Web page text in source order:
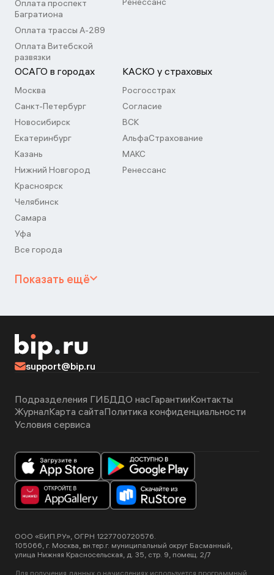
Оплата проспект
Багратиона
Оплата трассы А-289
Оплата Витебской
развязки
ОСАГО в городах
Москва
Санкт-Петербург
Новосибирск
Екатеринбург
Казань
Нижний Новгород
Красноярск
Челябинск
Самара
Уфа
Все города
КАСКО у страховых
Росгосстрах
Согласие
ВСК
АльфаСтрахование
МАКС
Ренессанс
Показать ещё
support@bip.ru
Подразделения ГИБДДО насГарантииКонтакты
ЖурналКарта сайтаПолитика конфиденциальности
Условия сервиса
ООО «БИП.РУ», ОГРН 1227700720576.
105066, г. Москва, вн.тер.г. муниципальный округ Басманный,
улица Нижняя Красносельская, д. 35, стр. 9, помещ. 2/7
Для получения данных о начислениях используется программный